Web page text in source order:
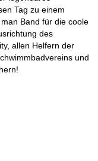
Tag zu einem
Band für die coole
des
allen Helfern der
und